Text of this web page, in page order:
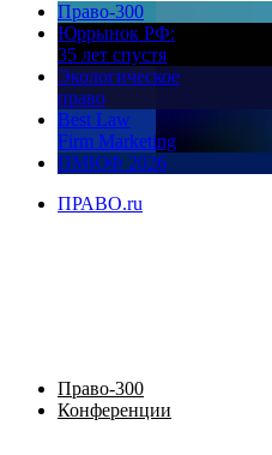
Право-300
Юррынок РФ:
35 лет спустя
Экологическое
право
Best Law
Firm Marketing
ПМЮФ 2026
ПРАВО.ru
Право-300
Конференции